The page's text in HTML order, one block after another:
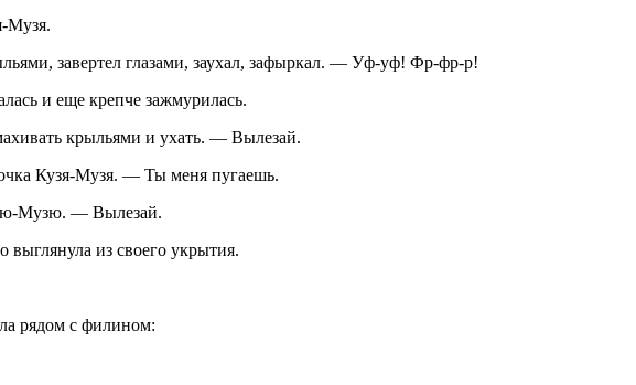
Музя.
завертел глазами, заухал, зафыркал. — Уф-уф! Фр-фр-р!
и еще крепче зажмурилась.
крыльями и ухать. — Вылезай.
Кузя-Музя. — Ты меня пугаешь.
Музю. — Вылезай.
из своего укрытия.
рядом с филином: